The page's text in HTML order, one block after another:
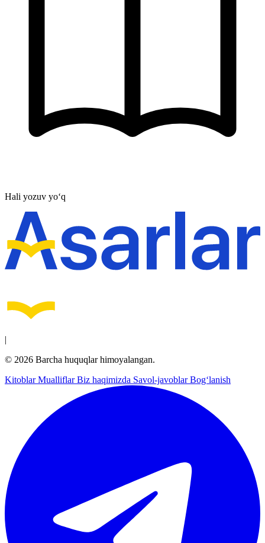
Hali yozuv yo‘q
|
© 2026 Barcha huquqlar himoyalangan.
KitoblarMualliflarBiz haqimizda Savol-javoblarBog‘lanish